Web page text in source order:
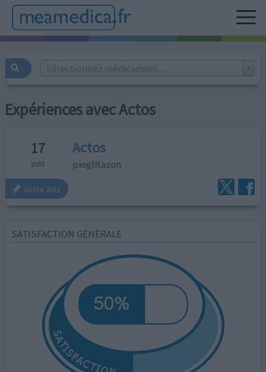
Sélectionnez médicament...
Expériences avec Actos
17
avis
Actos
pioglitazon
votre avis
SATISFACTION GÉNÉRALE